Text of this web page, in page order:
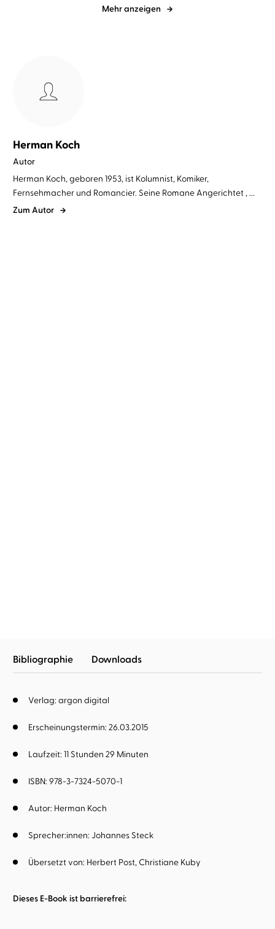
Mehr anzeigen
Herman Koch
Autor
Herman Koch, geboren 1953, ist Kolumnist, Komiker,
Fernsehmacher und Romancier. Seine Romane Angerichtet , ...
Zum Autor
Bibliographie Downloads
Verlag: argon digital
Übersetzt von: Herbert Post Christiane Kuby
Erscheinungstermin: 26.03.2015
Laufzeit: 11 Stunden 29 Minuten
ISBN: 978-3-7324-5070-1
Autor: Herman Koch
Sprecher:innen: Johannes Steck
Dieses E-Book ist barrierefrei: